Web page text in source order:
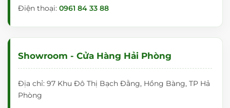
Điện thoại: 0961 84 33 88
Showroom - Cửa Hàng Hải Phòng
Địa chỉ: 97 Khu Đô Thị Bạch Đằng, Hồng Bàng, TP Hả
Phòng